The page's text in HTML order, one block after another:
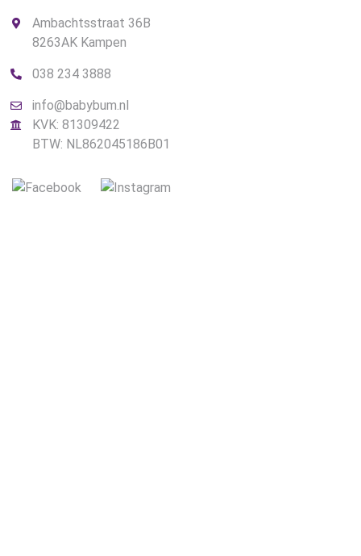
Ambachtsstraat 36B
8263AK Kampen
038 234 3888
info@babybum.nl
KVK: 81309422
BTW: NL862045186B01